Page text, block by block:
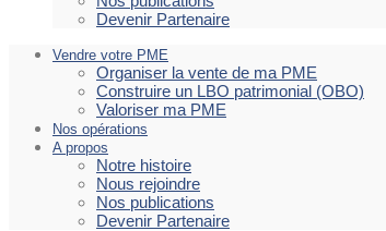
Devenir Partenaire
Vendre votre PME
Organiser la vente de ma PME
Construire un LBO patrimonial (OBO)
Valoriser ma PME
Nos opérations
A propos
Notre histoire
Nous rejoindre
Nos publications
Devenir Partenaire